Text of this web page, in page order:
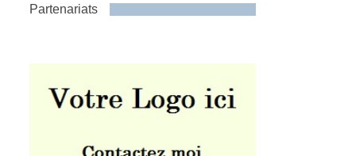
Partenariats